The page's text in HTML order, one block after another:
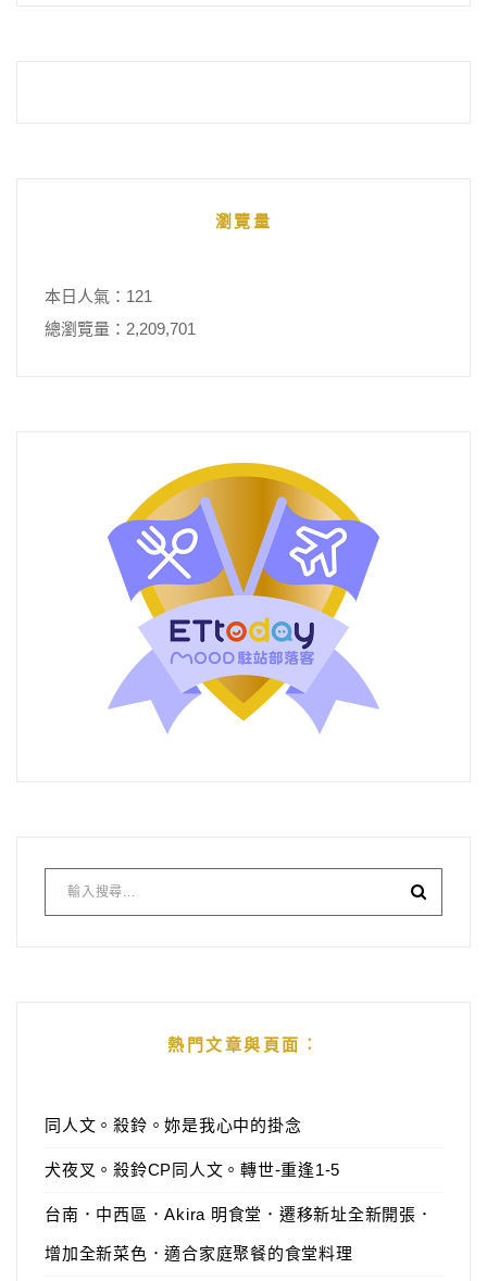
瀏覽量
本日人氣：121
總瀏覽量：2,209,701
熱門文章與頁面︰
同人文。殺鈴。妳是我心中的掛念
犬夜叉。殺鈴CP同人文。轉世-重逢1-5
台南．中西區．Akira 明食堂．遷移新址全新開張．
增加全新菜色．適合家庭聚餐的食堂料理